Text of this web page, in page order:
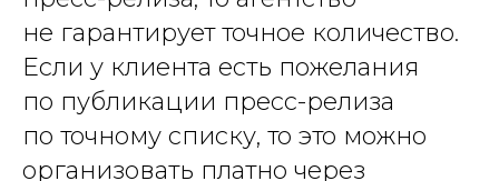
не гарантирует точное количество.
Если у клиента есть пожелания
по публикации пресс-релиза
по точному списку, то это можно
организовать платно через